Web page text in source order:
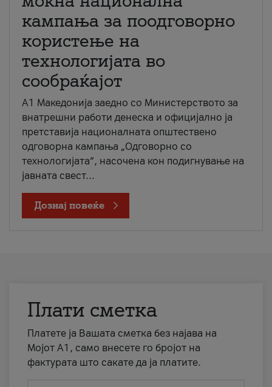
кампања за поодговорно
користење на
технологијата во
сообраќајот
A1 Македонија заедно со Министерството за
внатрешни работи денеска и официјално ја
претставија националната општествено
одговорна кампања „Одговорно со
технологијата“, насочена кон подигнување на
јавната свест...
Дознај повеќе
Плати сметка
Платете ја Вашата сметка без најава на
Мојот А1, само внесете го бројот на
фактурата што сакате да ја платите.